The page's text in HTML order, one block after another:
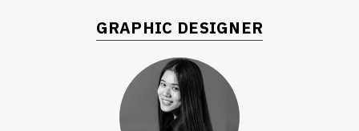
GRAPHIC DESIGNER